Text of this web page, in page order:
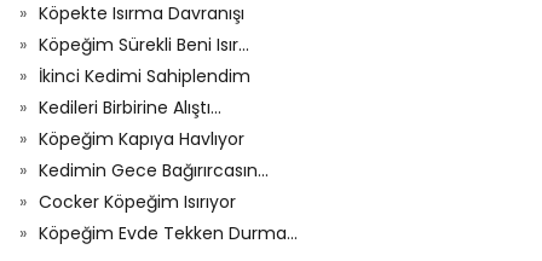
Köpekte Isırma Davranışı
Köpeğim Sürekli Beni Isır...
İkinci Kedimi Sahiplendim
Kedileri Birbirine Alıştı...
Köpeğim Kapıya Havlıyor
Kedimin Gece Bağırırcasın...
Cocker Köpeğim Isırıyor
Köpeğim Evde Tekken Durma...